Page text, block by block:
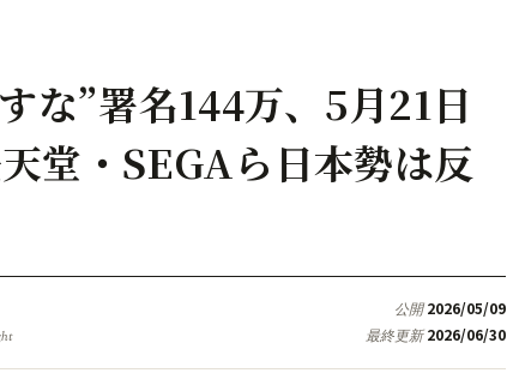
な”署名144万、5月21日
堂・SEGAら日本勢は反
公開2026/05/09
最終更新2026/06/30